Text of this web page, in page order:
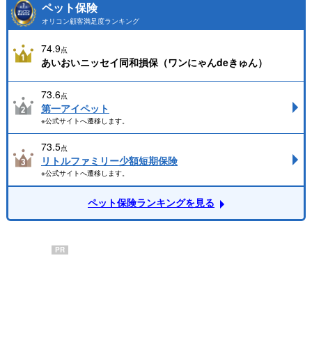
ペット保険
オリコン顧客満足度ランキング
74.9点
あいおいニッセイ同和損保（ワンにゃんdeきゅん）
73.6点
第一アイペット
※公式サイトへ遷移します。
73.5点
リトルファミリー少額短期保険
※公式サイトへ遷移します。
ペット保険ランキングを見る
PR